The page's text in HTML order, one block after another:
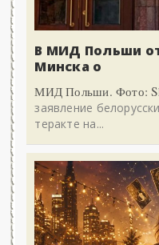
В МИД Польши
Минска о
МИД Польши. Фото:
заявление
теракте на...